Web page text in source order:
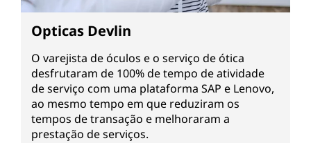
Opticas Devlin
O varejista de óculos e o serviço de ótica
desfrutaram de 100% de tempo de atividade
de serviço com uma plataforma SAP e Lenovo,
ao mesmo tempo em que reduziram os
tempos de transação e melhoraram a
prestação de serviços.